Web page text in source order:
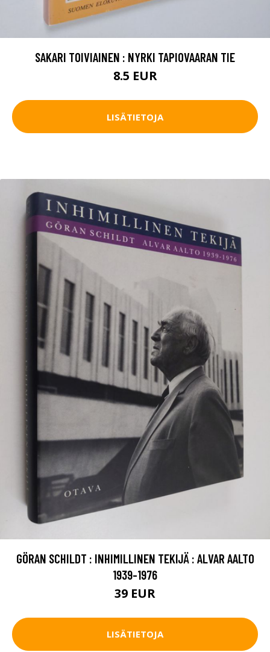
SAKARI TOIVIAINEN : NYRKI TAPIOVAARAN TIE
8.5 EUR
LISÄTIETOJA
GÖRAN SCHILDT : INHIMILLINEN TEKIJÄ : ALVAR AALTO
1939-1976
39 EUR
LISÄTIETOJA